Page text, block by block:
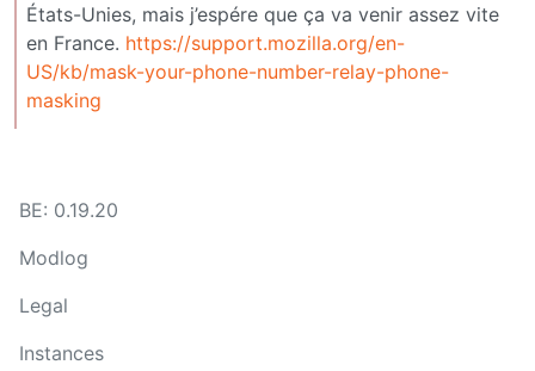
États-Unies, mais j’espére que ça va venir assez vite
en France. https://support.mozilla.org/en-
US/kb/mask-your-phone-number-relay-phone-
masking
BE: 0.19.20
Modlog
Legal
Instances